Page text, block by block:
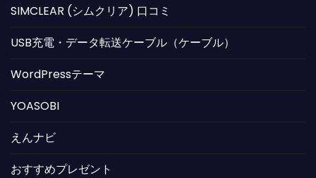
SIMCLEAR (シムクリア) 口コミ
USB充電・データ転送ケーブル（ケーブル）
WordPressテーマ
YOASOBI
えんナビ
おすすめプレゼント